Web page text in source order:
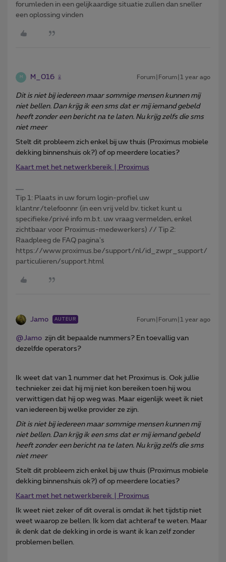
forumleden in een gelijkaardige situatie zullen dan sneller
een oplossing vinden
M M_016 Forum|Forum|1 year ago
Dit is niet bij iedereen maar sommige mensen kunnen mij
niet bellen. Dan krijg ik een sms dat er mij iemand gebeld
heeft zonder een bericht na te laten. Nu krijg zelfs die sms
niet meer
Stelt dit probleem zich enkel bij uw thuis (Proximus mobiele
dekking binnenshuis ok?) of op meerdere locaties?
Kaart met het netwerkbereik | Proximus
Tip 1: Plaats in uw forum login-profiel uw
klantnr/telefoonnr (in een vrij veld bv. ticket kunt u
specifieke/privé info m.b.t. uw vraag vermelden, enkel
zichtbaar voor Proximus-medewerkers) // Tip 2:
Raadpleeg de FAQ pagina's
https://www.proximus.be/support/nl/id_zwpr_support/
particulieren/support.html
Jamo AUTEUR Forum|Forum|1 year ago
@Jamo zijn dit bepaalde nummers? En toevallig van
dezelfde operators?
Ik weet dat van 1 nummer dat het Proximus is. Ook jullie
technieker zei dat hij mij niet kon bereiken toen hij wou
verwittigen dat hij op weg was. Maar eigenlijk weet ik niet
van iedereen bij welke provider ze zijn.
Dit is niet bij iedereen maar sommige mensen kunnen mij
niet bellen. Dan krijg ik een sms dat er mij iemand gebeld
heeft zonder een bericht na te laten. Nu krijg zelfs die sms
niet meer
Stelt dit probleem zich enkel bij uw thuis (Proximus mobiele
dekking binnenshuis ok?) of op meerdere locaties?
Kaart met het netwerkbereik | Proximus
Ik weet niet zeker of dit overal is omdat ik het tijdstip niet
weet waarop ze bellen. Ik kom dat achteraf te weten. Maar
ik denk dat de dekking in orde is want ik kan zelf zonder
problemen bellen.